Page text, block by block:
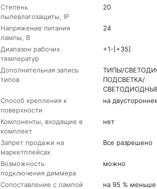
Степень
пылевлагозащиты, IP
20
Напряжение питания
лампы, В
24
Диапазон рабочих
температур
+1-[+35]
Дополнительная запись
типов
ТИПЫ/
ПОДСВЕТКА/
Способ крепления к
поверхности
на
Компоненты, входящие в
комплект
нет
Запрет продажи на
маркетплейсах
Все разрешено
Возможность
подключения диммера
можно
Сопоставление с лампой
на 95 % меньше